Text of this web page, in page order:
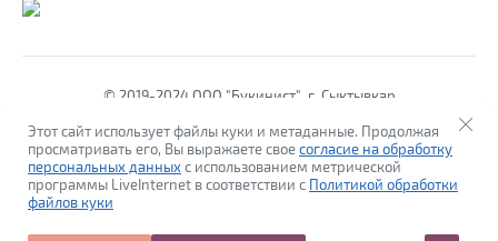
© 2019-2024 ООО "Букинист", г. Сыктывкар
Этот сайт использует файлы куки и метаданные. Продолжая
просматривать его, Вы выражаете своесогласие на обработку
персональных данныхс использованием метрической
программы LiveInternet в соответствии с Политикой обработки
файлов куки